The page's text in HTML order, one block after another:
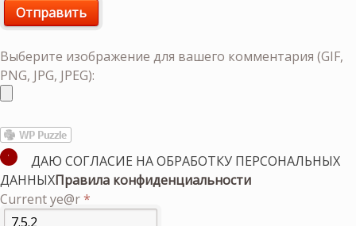
Выберите изображение для вашего комментария (GIF,
PNG, JPG, JPEG):
ДАЮ СОГЛАСИЕ НА ОБРАБОТКУ ПЕРСОНАЛЬНЫХ
ДАННЫХПравила конфиденциальности
Current ye@r*